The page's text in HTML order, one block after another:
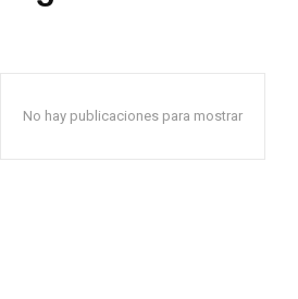
No hay publicaciones para mostrar